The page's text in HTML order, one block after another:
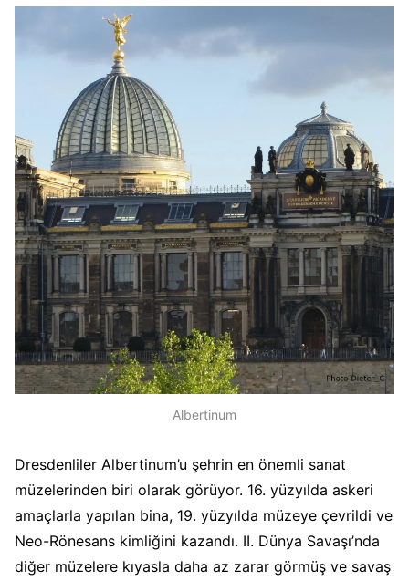
Albertinum
Dresdenliler Albertinum’u şehrin en önemli sanat
müzelerinden biri olarak görüyor. 16. yüzyılda askeri
amaçlarla yapılan bina, 19. yüzyılda müzeye çevrildi ve
Neo-Rönesans kimliğini kazandı. II. Dünya Savaşı’nda
diğer müzelere kıyasla daha az zarar görmüş ve savaş